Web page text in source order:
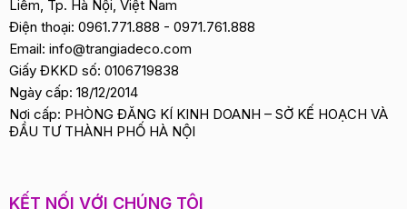
Liêm, Tp. Hà Nội, Việt Nam
Điện thoại: 0961.771.888 - 0971.761.888
Email: info@trangiadeco.com
Giấy ĐKKD số: 0106719838
Ngày cấp: 18/12/2014
Nơi cấp: PHÒNG ĐĂNG KÍ KINH DOANH – SỞ KẾ HOẠCH VÀ
ĐẦU TƯ THÀNH PHỐ HÀ NỘI
KẾT NỐI VỚI CHÚNG TÔI